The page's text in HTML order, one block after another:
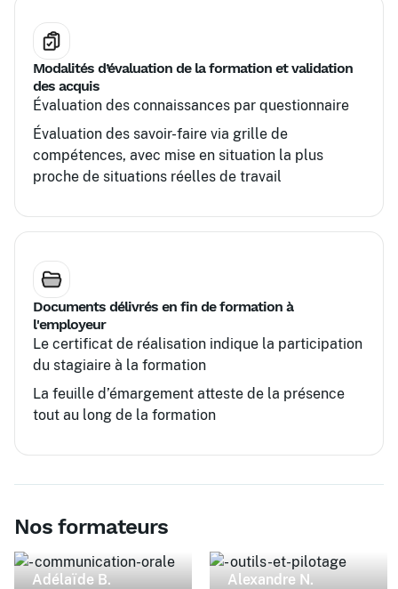
Modalités d’évaluation de la formation et validation
des acquis
Évaluation des connaissances par questionnaire
Évaluation des savoir-faire via grille de
compétences, avec mise en situation la plus
proche de situations réelles de travail
Documents délivrés en fin de formation à
l'employeur
Le certificat de réalisation indique la participation
du stagiaire à la formation
La feuille d’émargement atteste de la présence
tout au long de la formation
Nos formateurs
Adélaïde B. Alexandre N.